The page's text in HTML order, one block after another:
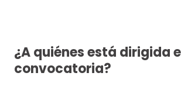
¿A quiénes está dirigida
convocatoria?